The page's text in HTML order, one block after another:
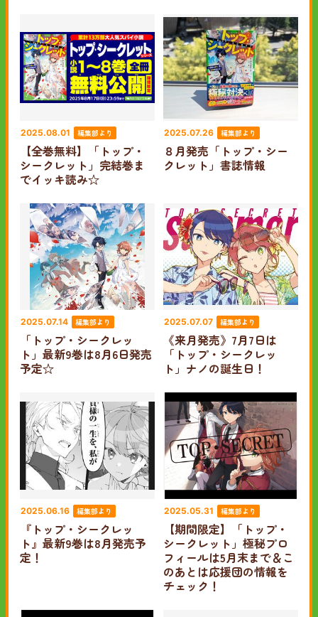
2025.08.01 編集部より
【全巻無料】「トップ・
シークレット」完結巻ま
でイッキ読み☆
2025.07.26 編集部より
８月発売「トップ・シー
クレット」書誌情報
2025.07.14 編集部より
「トップ・シークレッ
ト」最新9巻は8月6日発売
予定☆
2025.07.07 編集部より
《来月発売》7月7日は
「トップ・シークレッ
ト」ナノの誕生日！
2025.06.16 編集部より
『トップ・シークレッ
ト』最新9巻は8月発売予
定！
2025.05.31 編集部より
【期間限定】「トップ・
シークレット」極秘プロ
フィールは5月末まで＆こ
のあとは応援団の情報を
チェック！